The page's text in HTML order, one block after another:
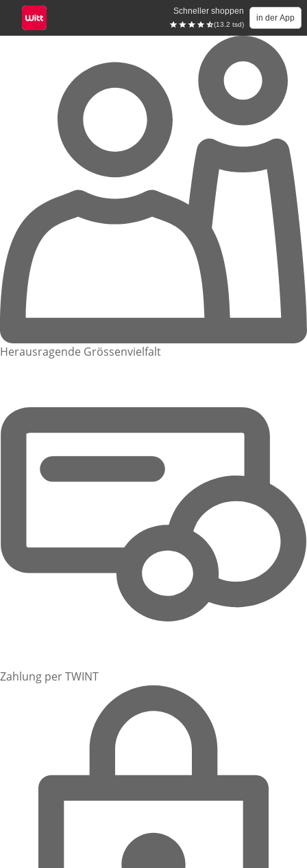
Schneller shoppen
(13.2 tsd)
in der App
Herausragende Grössenvielfalt
Zahlung per TWINT